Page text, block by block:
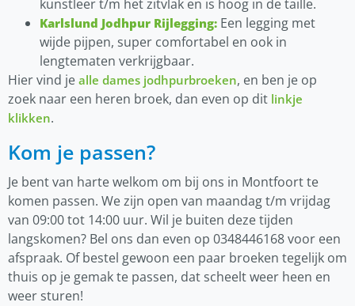
kunstleer t/m het zitvlak en is hoog in de taille.
Karlslund Jodhpur Rijlegging: Een legging met
wijde pijpen, super comfortabel en ook in
lengtematen verkrijgbaar.
Hier vind je alle dames jodhpurbroeken, en ben je op
zoek naar een heren broek, dan even op dit linkje
klikken.
Kom je passen?
Je bent van harte welkom om bij ons in Montfoort te
komen passen. We zijn open van maandag t/m vrijdag
van 09:00 tot 14:00 uur. Wil je buiten deze tijden
langskomen? Bel ons dan even op 0348446168 voor een
afspraak. Of bestel gewoon een paar broeken tegelijk om
thuis op je gemak te passen, dat scheelt weer heen en
weer sturen!